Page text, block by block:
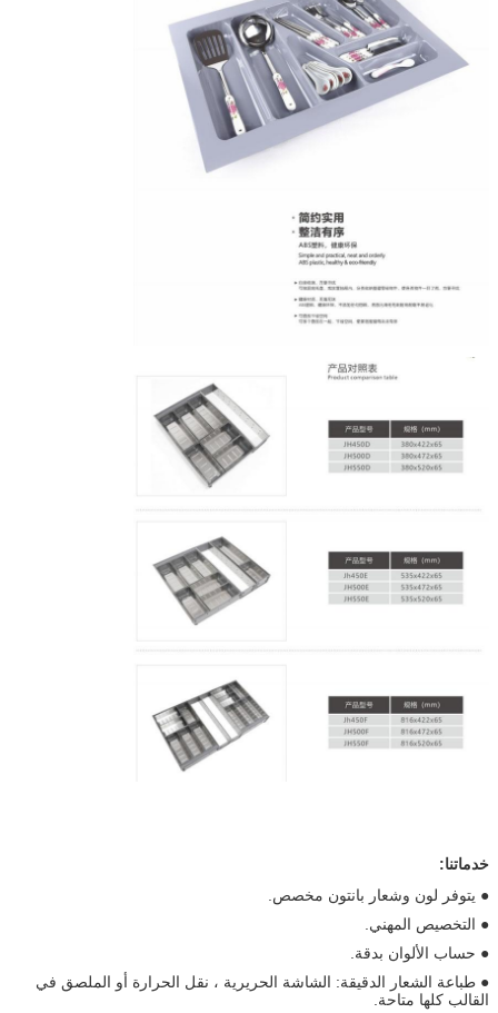
خدماتنا:
● يتوفر لون وشعار بانتون مخصص.
● التخصيص المهني.
● حساب الألوان بدقة.
● طباعة الشعار الدقيقة: الشاشة الحريرية ، نقل الحرارة أو الملصق في
القالب كلها متاحة.